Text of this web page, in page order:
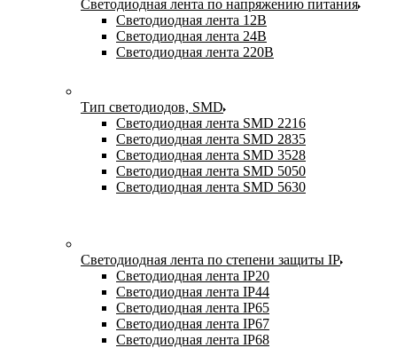
Светодиодная лента по напряжению питания
Светодиодная лента 12В
Светодиодная лента 24В
Светодиодная лента 220В
Тип светодиодов, SMD
Cветодиодная лента SMD 2216
Светодиодная лента SMD 2835
Светодиодная лента SMD 3528
Светодиодная лента SMD 5050
Светодиодная лента SMD 5630
Светодиодная лента по степени защиты IP
Светодиодная лента IP20
Светодиодная лента IP44
Светодиодная лента IP65
Светодиодная лента IP67
Светодиодная лента IP68